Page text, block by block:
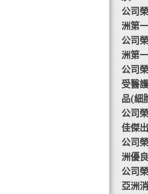
公司
洲第
公司
洲第
公司
受醫
品(細
公司
佳傑
公司
洲優
公司
亞洲